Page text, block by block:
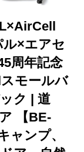
ル×エアセ
周年記念
モールバ
ク | 道
【BE-
ャンプ、